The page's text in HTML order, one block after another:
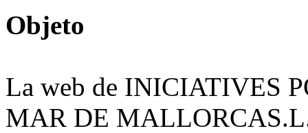
Objeto
La web de INICIATIVES
MAR DE MALLORCAS.L.